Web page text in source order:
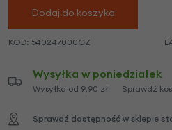
Dodaj do koszyka
KOD: 540247000GZ
Wysyłka w poniedziałek
Wysyłka od 9,90 zł Sprawdź
Sprawdź dostępność w sklepie